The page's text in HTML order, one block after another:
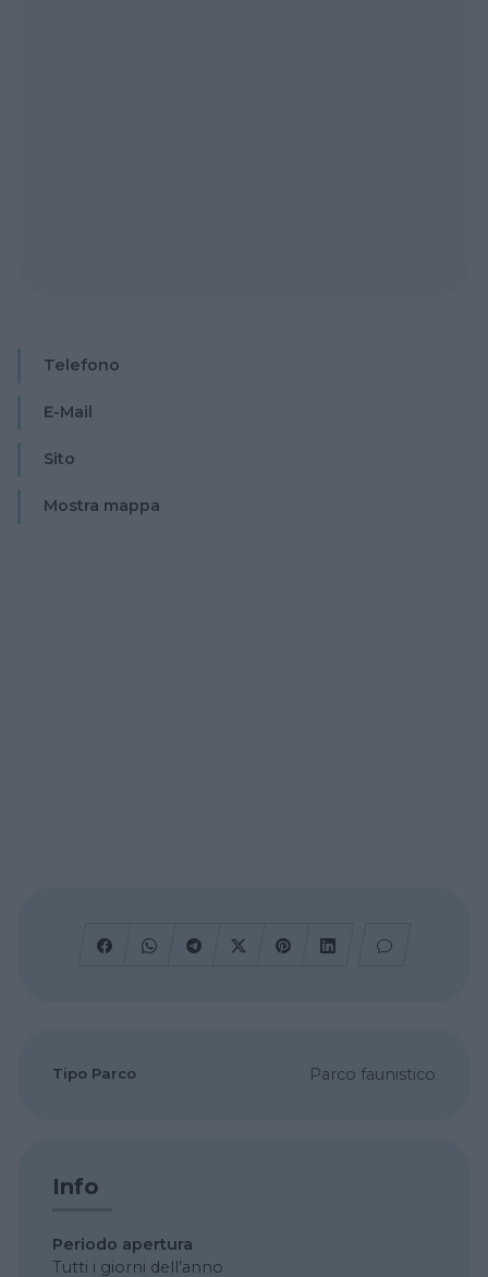
Telefono
E-Mail
Sito
Mostra mappa
Tipo Parco Parco faunistico
Info
Periodo apertura
Tutti i giorni dell’anno